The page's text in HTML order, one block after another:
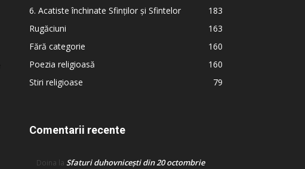
6. Acatiste închinate Sfinților și Sfintelor
183
Rugăciuni
163
Fără categorie
160
Poezia religioasă
160
Stiri religioase
79
Comentarii recente
Doina la Sfaturi duhovnicești din 20 octombrie